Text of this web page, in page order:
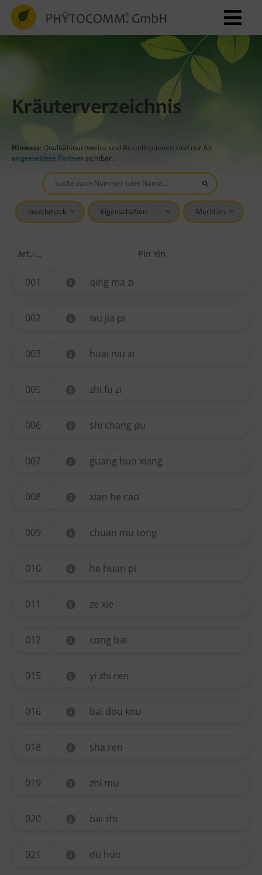
Kräuterverzeichnis
Hinweis: Qualitätsnachweise und Bestelloptionen sind nur für
angemeldete Partner sichtbar.
Art.-Nr. Pin Yin
001 qing ma zi
002 wu jia pi
003 huai niu xi
005 zhi fu zi
006 shi chang pu
007 guang huo xiang
008 xian he cao
009 chuan mu tong
010 he huan pi
011 ze xie
012 cong bai
015 yi zhi ren
016 bai dou kou
018 sha ren
019 zhi mu
020 bai zhi
021 du huo